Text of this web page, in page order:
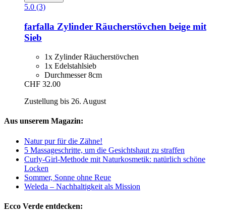
5.0 (3)
farfalla Zylinder Räucherstövchen beige mit
Sieb
1x Zylinder Räucherstövchen
1x Edelstahlsieb
Durchmesser 8cm
CHF 32.00
Zustellung bis 26. August
Aus unserem Magazin:
Natur pur für die Zähne!
5 Massageschritte, um die Gesichtshaut zu straffen
Curly-Girl-Methode mit Naturkosmetik: natürlich schöne
Locken
Sommer, Sonne ohne Reue
Weleda – Nachhaltigkeit als Mission
Ecco Verde entdecken: